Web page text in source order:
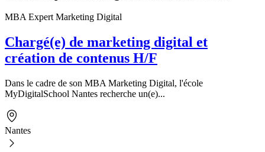
MBA Expert Marketing Digital
Chargé(e) de marketing digital et
création de contenus H/F
Dans le cadre de son MBA Marketing Digital, l'école
MyDigitalSchool Nantes recherche un(e)...
Nantes